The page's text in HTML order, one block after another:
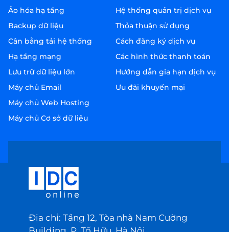
Ảo hóa hạ tầng
Backup dữ liệu
Cân bằng tải hệ thống
Hạ tầng mạng
Lưu trữ dữ liệu lớn
Máy chủ Email
Máy chủ Web Hosting
Máy chủ Cơ sở dữ liệu
Hệ thống quản trị dịch vụ
Thỏa thuận sử dụng
Cách đăng ký dịch vụ
Các hình thức thanh toán
Hướng dẫn gia hạn dịch vụ
Ưu đãi khuyến mại
Địa chỉ: Tầng 12, Tòa nhà Nam Cường